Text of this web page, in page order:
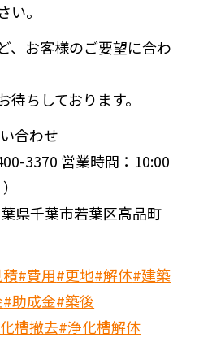
。
、お客様のご要望に合わ
ちしております。
合わせ
3370 営業時間：10:00
県千葉市若葉区高品町
#費用#更地#解体#建築
#助成金#築後
槽撤去#浄化槽解体